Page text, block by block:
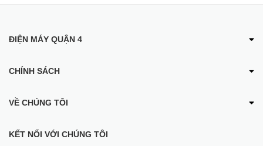
ĐIỆN MÁY QUẬN 4
CHÍNH SÁCH
VỀ CHÚNG TÔI
KẾT NỐI VỚI CHÚNG TÔI